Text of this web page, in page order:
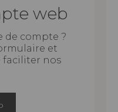
web
de compte ?
et
faciliter nos